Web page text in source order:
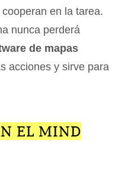
en la tarea.
nunca perderá
de mapas
acciones y sirve para
EL MIND